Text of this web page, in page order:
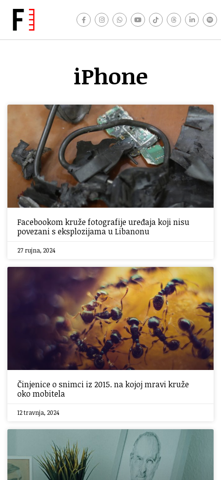
iPhone
Facebookom kruže fotografije uređaja koji nisu
povezani s eksplozijama u Libanonu
27 rujna, 2024
Činjenice o snimci iz 2015. na kojoj mravi kruže
oko mobitela
12 travnja, 2024